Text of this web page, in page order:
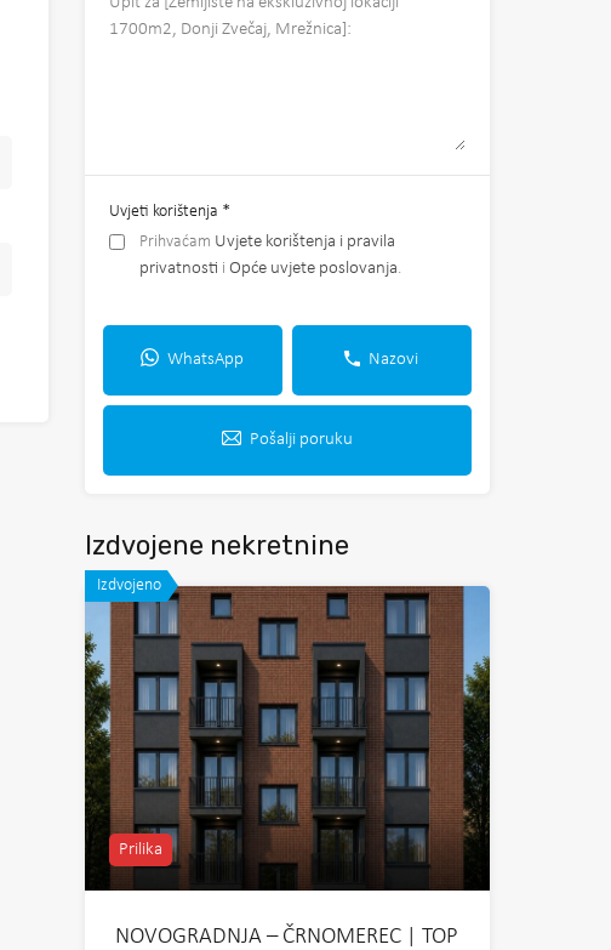
Uvjeti korištenja *
Prihvaćam Uvjete korištenja i pravila
privatnosti i Opće uvjete poslovanja.
WhatsApp Nazovi
Pošalji poruku
Izdvojene nekretnine
Izdvojeno
Prilika
NOVOGRADNJA – ČRNOMEREC | TOP